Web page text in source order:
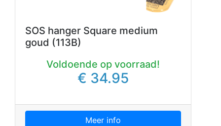
SOS hanger Square medium
goud (113B)
Voldoende op voorraad!
€ 34.95
Meer info